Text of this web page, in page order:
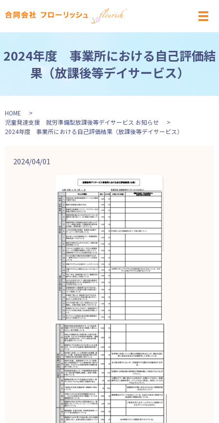
メ
2024年度 事業所における自己評価結
果（放課後等デイサービス）
HOME
児童発達支援 就労準備型放課後等デイサービス お知らせ
2024年度 事業所における自己評価結果（放課後等デイサービス）
2024/04/01